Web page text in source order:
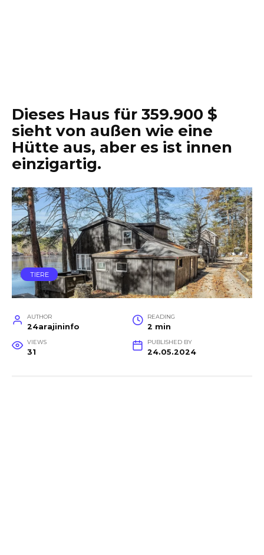
Dieses Haus für 359.900 $
sieht von außen wie eine
Hütte aus, aber es ist innen
einzigartig.
TIERE
AUTHOR
24arajininfo
READING
2 min
VIEWS
31
PUBLISHED BY
24.05.2024